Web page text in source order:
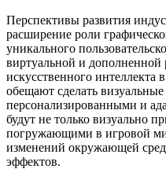
Перспективы развития
расширение роли
уникального
виртуальной и дополненной
искусственного интеллекта
обещают сделать
персонализированными и
будут не только визуально
погружающими в игровой
изменений окружающей
эффектов.